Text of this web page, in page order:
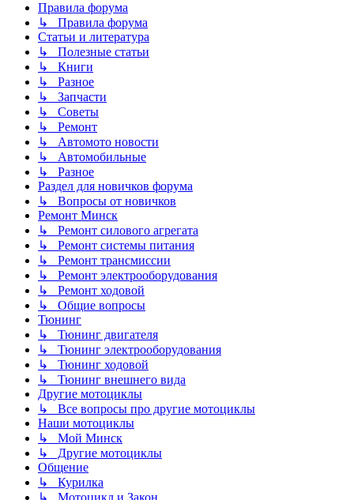
Правила форума
↳ Правила форума
Статьи и литература
↳ Полезные статьи
↳ Книги
↳ Разное
↳ Запчасти
↳ Советы
↳ Ремонт
↳ Автомото новости
↳ Автомобильные
↳ Разное
Раздел для новичков форума
↳ Вопросы от новичков
Ремонт Минск
↳ Ремонт силового агрегата
↳ Ремонт системы питания
↳ Ремонт трансмиссии
↳ Ремонт электрооборудования
↳ Ремонт ходовой
↳ Общие вопросы
Тюнинг
↳ Тюнинг двигателя
↳ Тюнинг электрооборудования
↳ Тюнинг ходовой
↳ Тюнинг внешнего вида
Другие мотоциклы
↳ Все вопросы про другие мотоциклы
Наши мотоциклы
↳ Мой Минск
↳ Другие мотоциклы
Общение
↳ Курилка